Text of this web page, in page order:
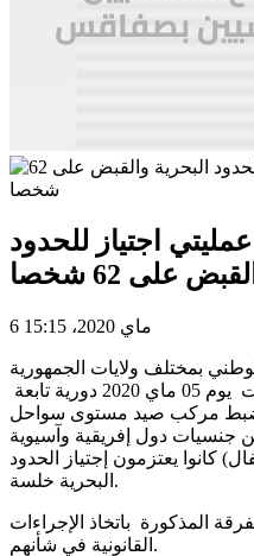
اجتياز للحدود
على 62 شخصا
6 ماي 2020، 15:15
بمختلف ولايات الجمهورية
لظاهرة الهجرة غير الشرعية، تمكنت يوم 05 ماي 2020 دورية تابعة
ضبط مركب صيد مستوى سواحل
50 شخصا (من جنسيات دول إفريقية وآسيوية
من بينهم 02 إناث و02 أطفال) كانوا يعتزمون إجتياز الحدود
البحرية خلسة.
المذكورة باتخاذ الإجراءات
القانونية في شأنهم.